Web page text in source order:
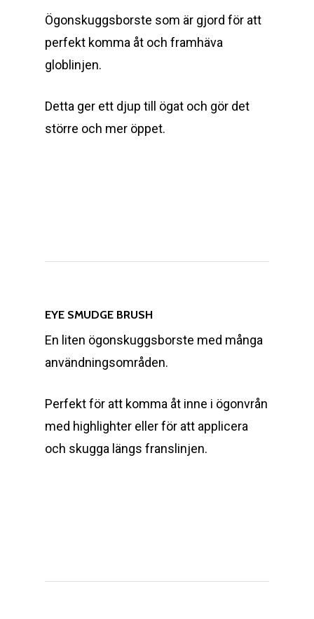
Ögonskuggsborste som är gjord för att
perfekt komma åt och framhäva
globlinjen.
Detta ger ett djup till ögat och gör det
större och mer öppet.
EYE SMUDGE BRUSH
En liten ögonskuggsborste med många
användningsområden.
Perfekt för att komma åt inne i ögonvrån
med highlighter eller för att applicera
och skugga längs franslinjen.